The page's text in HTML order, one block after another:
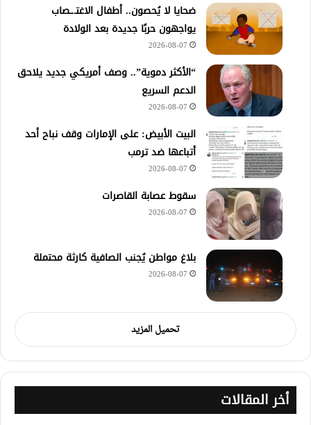
ضحايا لا يُحصون.. أطفال الاغتـ.ـصاب
يواجهون حربًا جديدة بعد الولادة
2026-08-07
“الأكثر دموية”.. وصف أمريكي جديد يلاحق
الدعم السريع
2026-08-07
‏البيت الأبيض: على ⁧‫الإمارات‬⁩ وقف نباح أحد
أتباعها ضد ترمب
2026-08-07
سقوط عصابة القاصرات
2026-08-07
بلاغ مواطن يُجنب الصافية كارثة محتملة
2026-08-07
تحميل المزيد
أخر المقالات